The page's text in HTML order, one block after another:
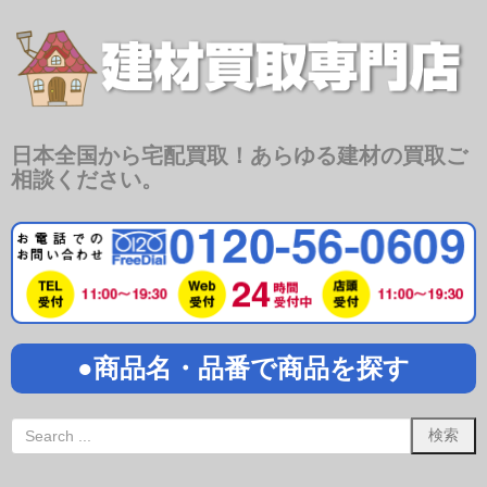
日本全国から宅配買取！あらゆる建材の買取ご
相談ください。
●商品名・品番で商品を探す